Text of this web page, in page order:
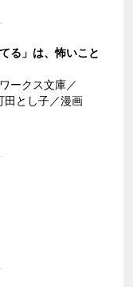
る」は、怖いこと
ークス文庫／
田とし子／漫画